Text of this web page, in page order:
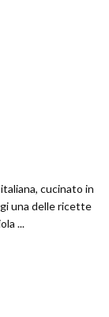
cucinato in
una delle ricette
...